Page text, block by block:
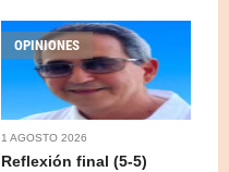
OPINIONES
1 AGOSTO 2026
Reflexión final (5-5)